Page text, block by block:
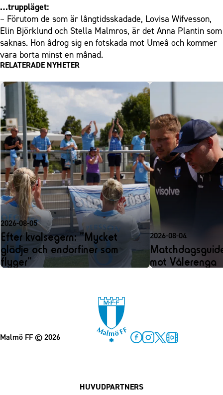
…truppläget:
– Förutom de som är långtidsskadade, Lovisa Wifvesson,
Elin Björklund och Stella Malmros, är det Anna Plantin som
saknas. Hon ådrog sig en fotskada mot Umeå och kommer
vara borta minst en månad.
RELATERADE NYHETER
2026-08-05
Efter kvalsegern: ”Mycket
glädje och endorfiner som
flyger”
2026-08-04
mot Vålerenga
Malmö FF© 2026
HUVUDPARTNERS